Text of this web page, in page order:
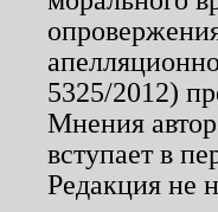
5325/2012)
Мнения
вступает в
Редакция не